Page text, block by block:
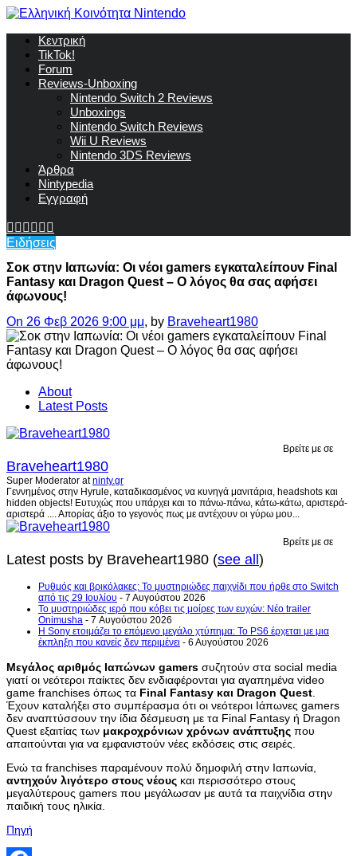
Κεντρική
TikTok!
Forum
Reviews-Unboxing
Nintendo Switch 2 Reviews
Unboxings
Nintendo Switch Reviews
Wii U Reviews
Nintendo 3DS Reviews
Άρθρα
Nintypedia
Εγγραφή
Ειδήσεις
Σοκ στην Ιαπωνία: Οι νέοι gamers εγκαταλείπουν Final
Fantasy και Dragon Quest – Ο λόγος θα σας αφήσει
άφωνους!
On 26 Φεβ 2026 9:00 μμ, by Braveheart1980
About
Latest Posts
Βρείτε με σε
Braveheart1980
Super Moderator atninty.gr
Γεννημένος στην Hyrule, καταδικασμένος να κυνηγά μανιτάρια, headshots και
hidden objects! Ευτυχώς που υπάρχει και το πάνω-πάνω, κάτω-κάτω, αριστερά-
αριστερά .... Απορίας άξιο το γεγονός πως με αντέχουν οι γύρω μου...
Βρείτε με σε
Latest posts by Braveheart1980 (see all)
Ρυθμός και βρικόλακες: Το μυστηριώδες παιχνίδι που ήρθε στο Switch
από τις 29 Ιουλίου - 7 Αυγούστου 2026
Το μυστηριώδες ιερό που κόβει τις μοίρες των ευχών: Νέο trailer
Onimusha - 7 Αυγούστου 2026
Η Sony ετοιμάζει το επόμενο μεγάλο χτύπημα: Το PS6 έρχεται με μια
έκπληξη που κανείς δεν περιμένει - 6 Αυγούστου 2026
Μεγάλος αριθμός Ιαπώνων gamers συζητούν στα social media
γιατί οι νεότεροι παίκτες δεν ενδιαφέρονται για αγαπημένα video
game franchises όπως τα Final Fantasy και Dragon Quest
Έχουν καταλήξει στο συμπέρασμα ότι οι νεότεροι Ιάπωνες gamers
δεν αναπτύσσουν την ίδια δέσμευση με τα Final Fantasy ή Dragon
Quest εξαιτίας των μακροχρόνιων χρόνων ανάπτυξης που
απαιτούνται για να εμφανιστούν νέες εκδόσεις στις σειρές.
Ενώ τα franchises παραμένουν πολύ δημοφιλή στην Ιαπωνία,
αντηχούν λιγότερο στους νέους και περισσότερο στους
μεγαλύτερους gamers που μεγάλωσαν με αυτά τα παιχνίδια στην
παιδική τους ηλικία.
Πηγή